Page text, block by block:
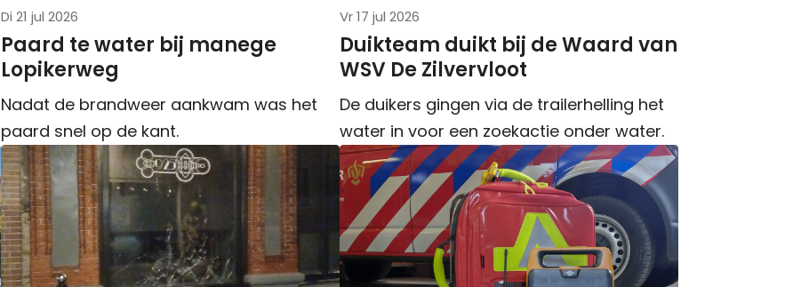
Di 21 jul 2026
Paard te water bij manege
Lopikerweg
Nadat de brandweer aankwam was het
paard snel op de kant.
Vr 17 jul 2026
Duikteam duikt bij de Waard van
WSV De Zilvervloot
De duikers gingen via de trailerhelling het
water in voor een zoekactie onder water.